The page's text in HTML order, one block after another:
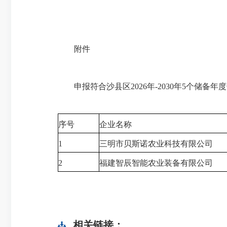
附件
申报符合沙县区2026年-2030年5个储备年
序号 企业名称
1 三明市贝斯诺农业科技有限公司
2 福建智辰智能农业装备有限公司